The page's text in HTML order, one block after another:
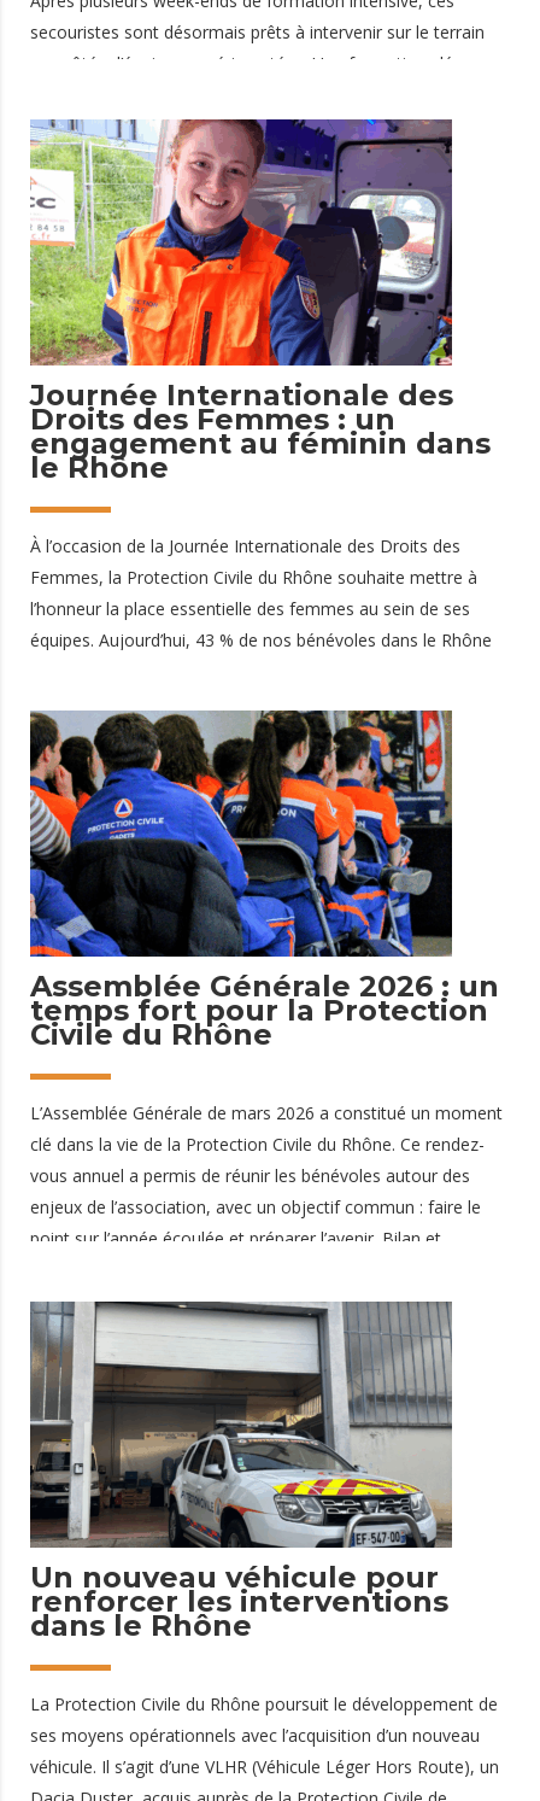
secouristes sont désormais prêts à intervenir sur le terrain
aux côtés d’équipes expérimentées. Une formation clé pour
d’acquérir des compétences essentielles pour intervenir en
équipe lors de dispositifs prévisionnels de secours ou
d’opérations de secours. Elle vient compléter le PSE1 et
permet aux bénévoles de : prendre en charge des victimes en
équipe intervenir dans des
24 mars 2026
Journée Internationale des
Droits des Femmes : un
engagement au féminin dans
le Rhône
À l’occasion de la Journée Internationale des Droits des
Femmes, la Protection Civile du Rhône souhaite mettre à
l’honneur la place essentielle des femmes au sein de ses
équipes. Aujourd’hui, 43 % de nos bénévoles dans le Rhône
missions quotidiennes. Des femmes engagées sur tous les
terrains Secourir, aider, former : les femmes sont présentes
à tous les niveaux de l’association. Sur les dispositifs de
secours, lors des maraudes sociales, en formation ou dans
les fonctions d’encadrement, elles contribuent chaque jour à
8 mars 2026
Assemblée Générale 2026 : un
temps fort pour la Protection
Civile du Rhône
L’Assemblée Générale de mars 2026 a constitué un moment
clé dans la vie de la Protection Civile du Rhône. Ce rendez-
vous annuel a permis de réunir les bénévoles autour des
enjeux de l’association, avec un objectif commun : faire le
point sur l’année écoulée et préparer l’avenir. Bilan et
ont pu : dresser le bilan des actions menées durant l’année
voter les évolutions et orientations de l’association découvrir
les projets à venir Un temps essentiel pour assurer la
continuité et le développement des missions portées par la
Protection Civile du Rhône. Des
7 mars 2026
Un nouveau véhicule pour
renforcer les interventions
dans le Rhône
La Protection Civile du Rhône poursuit le développement de
ses moyens opérationnels avec l’acquisition d’un nouveau
véhicule. Il s’agit d’une VLHR (Véhicule Léger Hors Route), un